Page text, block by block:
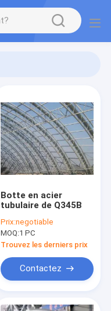
Botte en acier
tubulaire de Q345B
Prix:negotiable
MOQ:1 PC
Trouvez les derniers prix
Contactez